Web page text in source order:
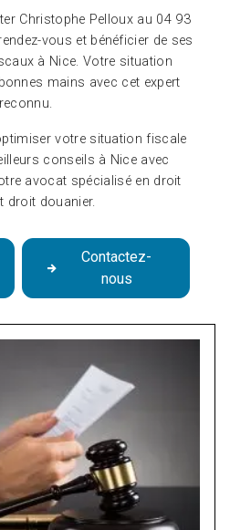
Christophe Pelloux au 04 93
vous et bénéficier de ses
à Nice. Votre situation
mains avec cet expert
reconnu.
votre situation fiscale
conseils à Nice avec
avocat spécialisé en droit
droit douanier.
Contactez-
nous